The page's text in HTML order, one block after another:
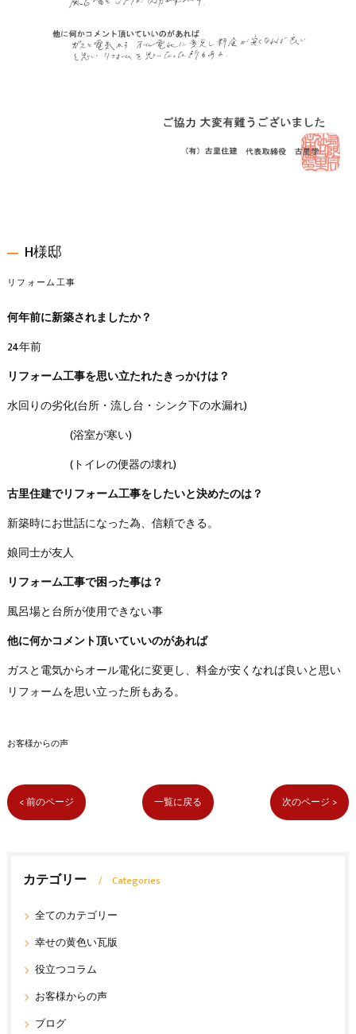
H様邸
リフォーム工事
何年前に新築されましたか？
24年前
リフォーム工事を思い立たれたきっかけは？
水回りの劣化(台所・流し台・シンク下の水漏れ)
(浴室が寒い)
(トイレの便器の壊れ)
古里住建でリフォーム工事をしたいと決めたのは？
新築時にお世話になった為、信頼できる。
娘同士が友人
リフォーム工事で困った事は？
風呂場と台所が使用できない事
他に何かコメント頂いていいのがあれば
ガスと電気からオール電化に変更し、料金が安くなれば良いと思い
リフォームを思い立った所もある。
お客様からの声
< 前のページ 一覧に戻る 次のページ >
カテゴリー Categories
全てのカテゴリー
幸せの黄色い瓦版
役立つコラム
お客様からの声
ブログ